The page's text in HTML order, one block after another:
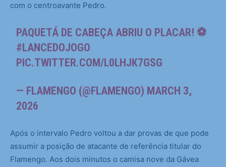
com o centroavante Pedro.
PAQUETÁ DE CABEÇA ABRIU O PLACAR! ⚽️
#LANCEDOJOGO
PIC.TWITTER.COM/L0LHJK7GSG
— FLAMENGO (@FLAMENGO) MARCH 3,
2026
Após o intervalo Pedro voltou a dar provas de que pode
assumir a posição de atacante de referência titular do
Flamengo. Aos dois minutos o camisa nove da Gávea